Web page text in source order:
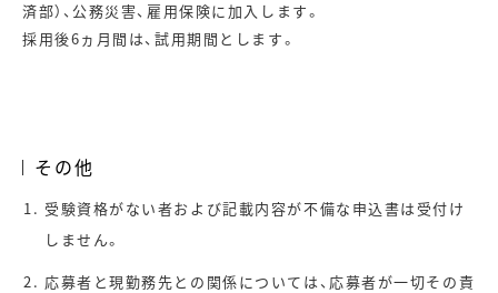
済部）、公務災害、雇用保険に加入します。
採用後6ヵ月間は、試用期間とします。
その他
受験資格がない者および記載内容が不備な申込書は受付け
しません。
応募者と現勤務先との関係については、応募者が一切その責